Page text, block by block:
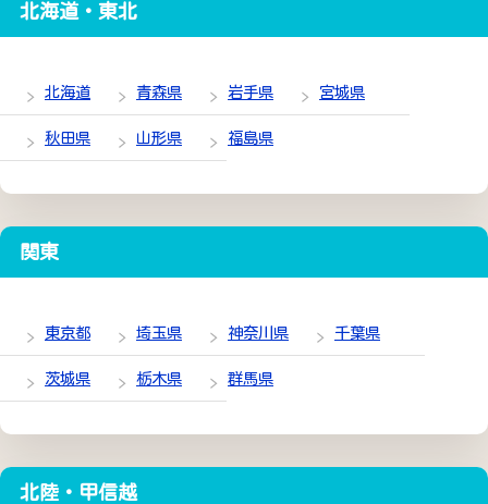
北海道・東北
北海道 青森県 岩手県 宮城県
秋田県 山形県 福島県
関東
東京都 埼玉県 神奈川県 千葉県
茨城県 栃木県 群馬県
北陸・甲信越